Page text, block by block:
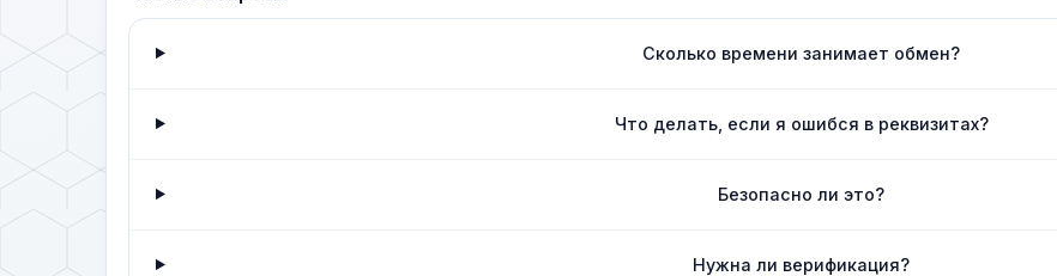
Сколько времени занимает обмен?
Что делать, если я ошибся в реквизитах?
Безопасно ли это?
Нужна ли верификация?